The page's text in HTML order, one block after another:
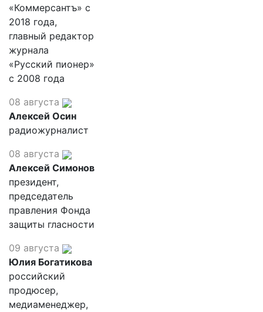
«Коммерсантъ» с
2018 года,
главный редактор
журнала
«Русский пионер»
с 2008 года
08 августа
Алексей Осин
радиожурналист
08 августа
Алексей Симонов
президент,
председатель
правления Фонда
защиты гласности
09 августа
Юлия Богатикова
российский
продюсер,
медиаменеджер,